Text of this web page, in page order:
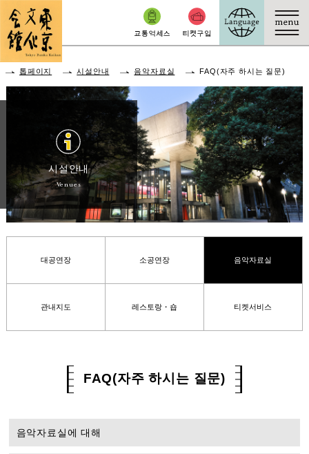
본문으로 이동
톱페이지 시설안내 음악자료실 FAQ(자주 하시는 질문)
시설안내
Venues
대공연장 소공연장 음악자료실
관내지도 레스토랑・숍 티켓서비스
FAQ(자주 하시는 질문)
음악자료실에 대해